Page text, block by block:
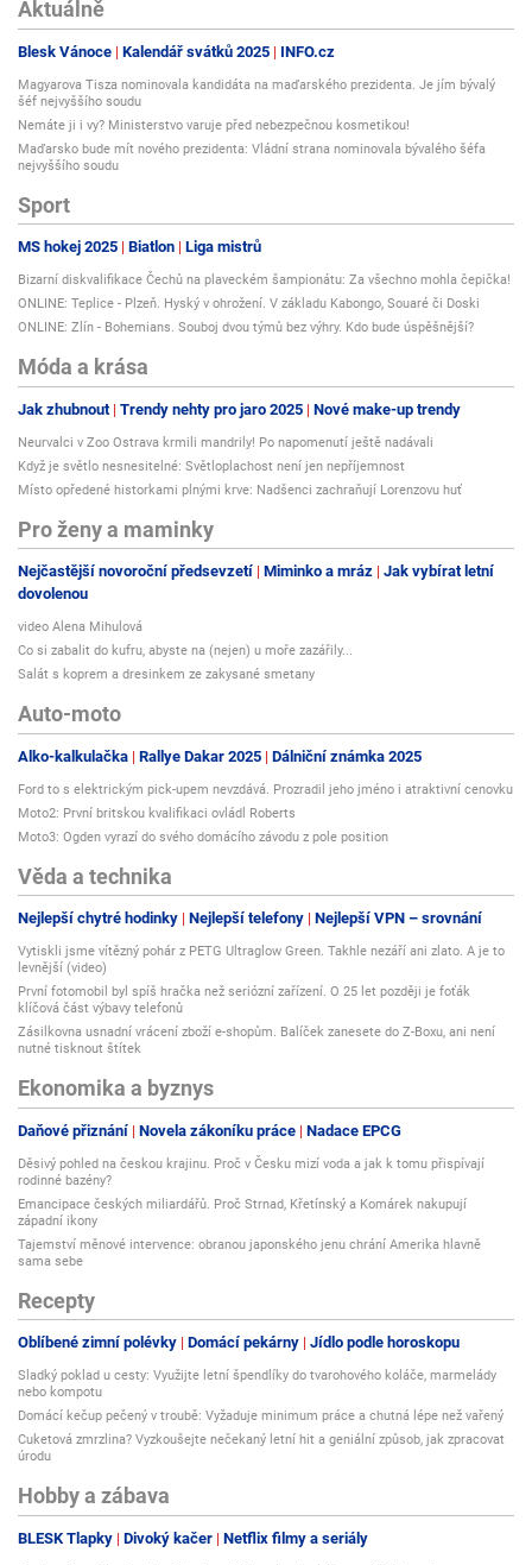
Aktuálně
Blesk Vánoce Kalendář svátků 2025 INFO.cz
Magyarova Tisza nominovala kandidáta na maďarského prezidenta. Je jím bývalý
šéf nejvyššího soudu
Nemáte ji i vy? Ministerstvo varuje před nebezpečnou kosmetikou!
Maďarsko bude mít nového prezidenta: Vládní strana nominovala bývalého šéfa
nejvyššího soudu
Sport
MS hokej 2025 Biatlon Liga mistrů
Bizarní diskvalifikace Čechů na plaveckém šampionátu: Za všechno mohla čepička!
ONLINE: Teplice - Plzeň. Hyský v ohrožení. V základu Kabongo, Souaré či Doski
ONLINE: Zlín - Bohemians. Souboj dvou týmů bez výhry. Kdo bude úspěšnější?
Móda a krása
Jak zhubnout Trendy nehty pro jaro 2025 Nové make-up trendy
Neurvalci v Zoo Ostrava krmili mandrily! Po napomenutí ještě nadávali
Když je světlo nesnesitelné: Světloplachost není jen nepříjemnost
Místo opředené historkami plnými krve: Nadšenci zachraňují Lorenzovu huť
Pro ženy a maminky
Nejčastější novoroční předsevzetí Miminko a mráz Jak vybírat letní
dovolenou
video Alena Mihulová
Co si zabalit do kufru, abyste na (nejen) u moře zazářily...
Salát s koprem a dresinkem ze zakysané smetany
Auto-moto
Alko-kalkulačka Rallye Dakar 2025 Dálniční známka 2025
Ford to s elektrickým pick-upem nevzdává. Prozradil jeho jméno i atraktivní cenovku
Moto2: První britskou kvalifikaci ovládl Roberts
Moto3: Ogden vyrazí do svého domácího závodu z pole position
Věda a technika
Nejlepší chytré hodinky Nejlepší telefony Nejlepší VPN – srovnání
Vytiskli jsme vítězný pohár z PETG Ultraglow Green. Takhle nezáří ani zlato. A je to
levnější (video)
První fotomobil byl spíš hračka než seriózní zařízení. O 25 let později je foťák
klíčová část výbavy telefonů
Zásilkovna usnadní vrácení zboží e-shopům. Balíček zanesete do Z-Boxu, ani není
nutné tisknout štítek
Ekonomika a byznys
Daňové přiznání Novela zákoníku práce Nadace EPCG
Děsivý pohled na českou krajinu. Proč v Česku mizí voda a jak k tomu přispívají
rodinné bazény?
Emancipace českých miliardářů. Proč Strnad, Křetínský a Komárek nakupují
západní ikony
Tajemství měnové intervence: obranou japonského jenu chrání Amerika hlavně
sama sebe
Recepty
Oblíbené zimní polévky Domácí pekárny Jídlo podle horoskopu
Sladký poklad u cesty: Využijte letní špendlíky do tvarohového koláče, marmelády
nebo kompotu
Domácí kečup pečený v troubě: Vyžaduje minimum práce a chutná lépe než vařený
Cuketová zmrzlina? Vyzkoušejte nečekaný letní hit a geniální způsob, jak zpracovat
úrodu
Hobby a zábava
BLESK Tlapky Divoký kačer Netflix filmy a seriály